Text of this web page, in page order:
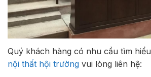
Quý khách hàng có nhu cầu tìm hiểu
nội thất hội trường vui lòng liên hệ: